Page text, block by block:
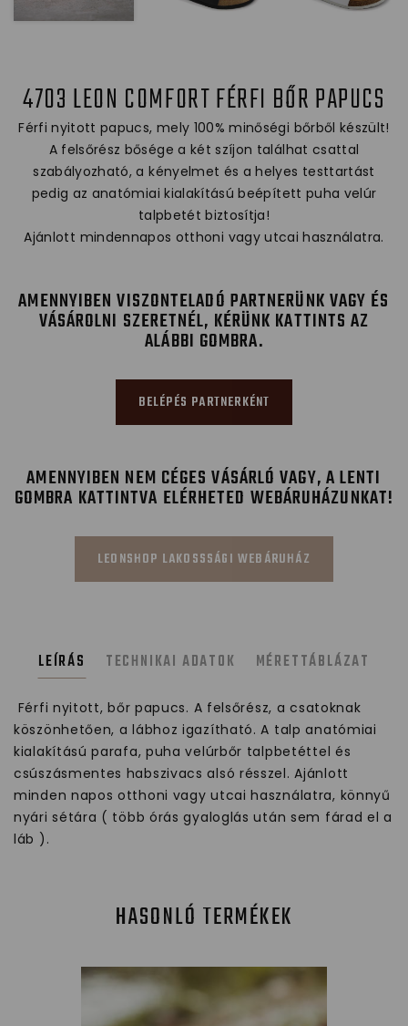
4703 LEON COMFORT FÉRFI BŐR PAPUCS
Férfi nyitott papucs, mely 100% minőségi bőrből készült!
A felsőrész bősége a két szíjon találhat csattal
szabályozható, a kényelmet és a helyes testtartást
pedig az anatómiai kialakítású beépített puha velúr
talpbetét biztosítja!
Ajánlott mindennapos otthoni vagy utcai használatra.
AMENNYIBEN VISZONTELADÓ PARTNERÜNK VAGY ÉS
VÁSÁROLNI SZERETNÉL, KÉRÜNK KATTINTS AZ
ALÁBBI GOMBRA.
BELÉPÉS PARTNERKÉNT
AMENNYIBEN NEM CÉGES VÁSÁRLÓ VAGY, A LENTI
GOMBRA KATTINTVA ELÉRHETED WEBÁRUHÁZUNKAT!
LEONSHOP LAKOSSSÁGI WEBÁRUHÁZ
LEÍRÁS TECHNIKAI ADATOK MÉRETTÁBLÁZAT
Férfi nyitott, bőr papucs. A felsőrész, a csatoknak
köszönhetően, a lábhoz igazítható. A talp anatómiai
kialakítású parafa, puha velúrbőr talpbetéttel és
csúszásmentes habszivacs alsó résszel. Ajánlott
minden napos otthoni vagy utcai használatra, könnyű
nyári sétára ( több órás gyaloglás után sem fárad el a
láb ).
HASONLÓ TERMÉKEK